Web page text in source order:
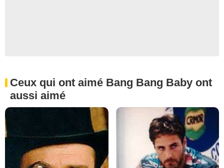
Ceux qui ont aimé Bang Bang Baby ont
aussi aimé